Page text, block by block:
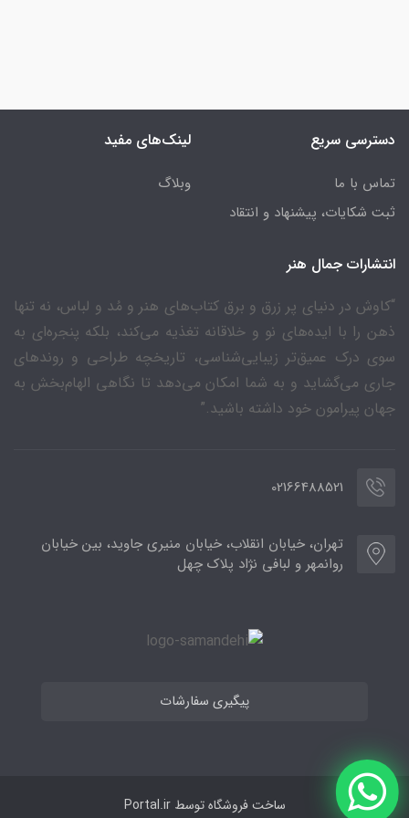
دسترسی سریع
تماس با ما
ثبت شکایات، پیشنهاد و انتقاد
لینک‌های مفید
وبلاگ
انتشارات جمال هنر
“کاوش در دنیای پر زرق و برق کتاب‌های هنر و مُد و لباس، نه تنها
ذهن را با ایده‌های نو و خلاقانه تغذیه می‌کند، بلکه پنجره‌ای به
سوی درک عمیق‌تر زیبایی‌شناسی، تاریخچه طراحی و روندهای
جاری می‌گشاید و به شما امکان می‌دهد تا نگاهی الهام‌بخش به
جهان پیرامون خود داشته باشید.”
02166488521
تهران، خیابان انقلاب، خیابان منیری جاوید، بین خیابان
روانمهر و لبافی نژاد پلاک چهل
پیگیری سفارشات
ساخت فروشگاه توسطPortal.ir